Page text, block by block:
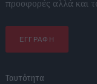
προσφορές αλλά και
ΕΓΓΡΑΦΗ
Ταυτότητα